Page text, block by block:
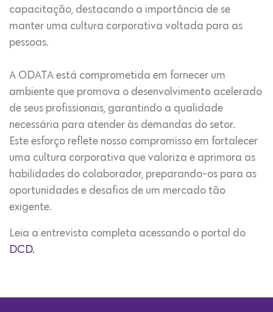
capacitação, destacando a importância de se
manter uma cultura corporativa voltada para as
pessoas.
A ODATA está comprometida em fornecer um
ambiente que promova o desenvolvimento acelerado
de seus profissionais, garantindo a qualidade
necessária para atender às demandas do setor.
Este esforço reflete nosso compromisso em fortalecer
uma cultura corporativa que valoriza e aprimora as
habilidades do colaborador, preparando-os para as
oportunidades e desafios de um mercado tão
exigente.
Leia a entrevista completa acessando o portal do
DCD.